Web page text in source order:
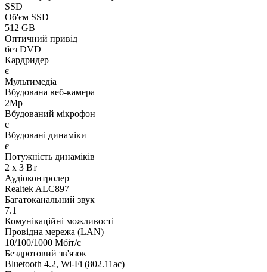
SSD
Об'єм SSD
512 GB
Оптичний привід
без DVD
Кардридер
є
Мультимедіа
Вбудована веб-камера
2Mp
Вбудований мікрофон
є
Вбудовані динаміки
є
Потужність динаміків
2 x 3 Вт
Аудіоконтролер
Realtek ALC897
Багатоканальний звук
7.1
Комунікаційні можливості
Провідна мережа (LAN)
10/100/1000 Мбіт/с
Бездротовий зв'язок
Bluetooth 4.2, Wi-Fi (802.11ac)